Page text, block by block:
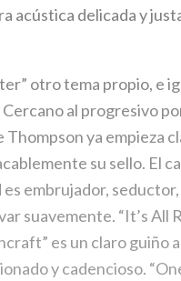
acústica delicada y
otro tema propio, e
al progresivo
Thompson ya empieza
su sello. El
embrujador,
suavemente. “It’s All
es un claro guiño
y cadencioso.